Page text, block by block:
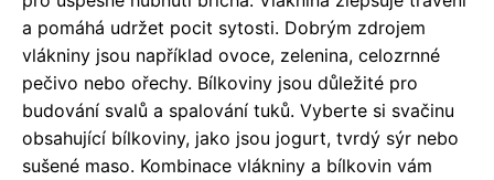
a pomáhá udržet pocit sytosti. Dobrým zdrojem
vlákniny jsou například ovoce, zelenina, celozrnné
pečivo nebo ořechy. Bílkoviny jsou důležité pro
budování svalů a spalování tuků. Vyberte si svačinu
obsahující bílkoviny, jako jsou jogurt, tvrdý sýr nebo
sušené maso. Kombinace vlákniny a bílkovin vám